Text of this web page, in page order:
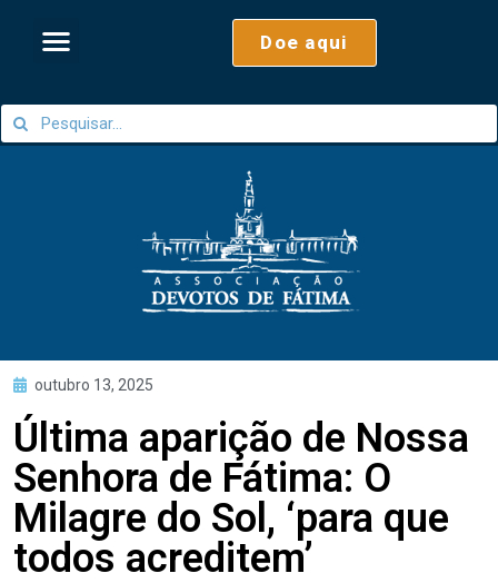
Doe aqui
outubro 13, 2025
Última aparição de Nossa
Senhora de Fátima: O
Milagre do Sol, ‘para que
todos acreditem’